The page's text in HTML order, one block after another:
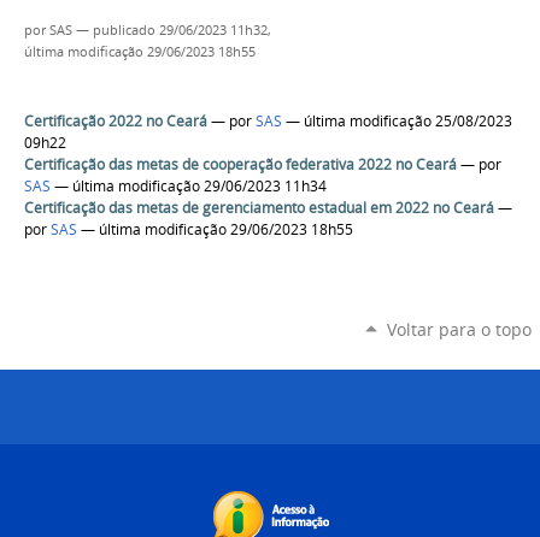
porSAS — publicado 29/06/2023 11h32,
última modificação 29/06/2023 18h55
Certificação 2022 no Ceará— porSAS — última modificação 25/08/2023
09h22
Certificação das metas de cooperação federativa 2022 no Ceará— por
SAS — última modificação 29/06/2023 11h34
Certificação das metas de gerenciamento estadual em 2022 no Ceará—
porSAS — última modificação 29/06/2023 18h55
Voltar para o topo